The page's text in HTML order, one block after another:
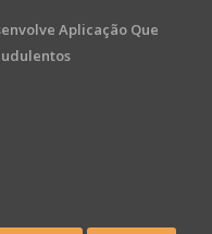
Aplicação Que